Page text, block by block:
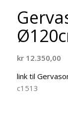
kr12.350,00
link til
c1513